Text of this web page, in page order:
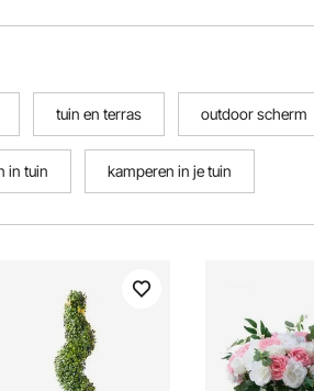
tuin en terras outdoor scherm
in tuin kamperen in je tuin